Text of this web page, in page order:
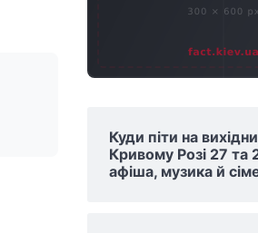
Куди піти на
Кривому Розі 27 та
афіша, музика й